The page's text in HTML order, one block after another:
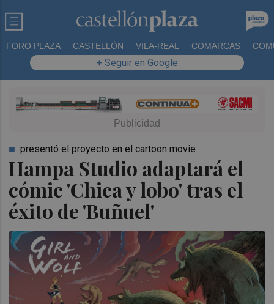
FORO PLAZA CASTELLÓN VILA-REAL COMARCAS
+ Seguir en Google
Hampa Studio adaptará el
cómic 'Chica y lobo' tras el
éxito de 'Buñuel'
presentó el proyecto en el cartoon movie